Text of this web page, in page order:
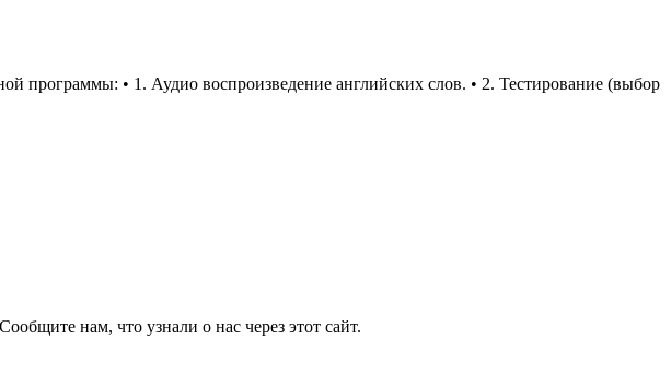
программы: • 1. Аудио воспроизведение английских слов. • 2. Тестирование (выбор
нам, что узнали о нас через этот сайт.